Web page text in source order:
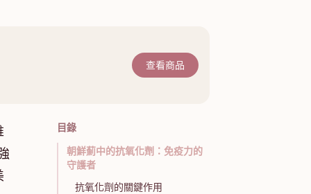
查看商品
目錄
朝鮮薊中的抗氧化劑：免疫力的
守護者
抗氧化劑的關鍵作用